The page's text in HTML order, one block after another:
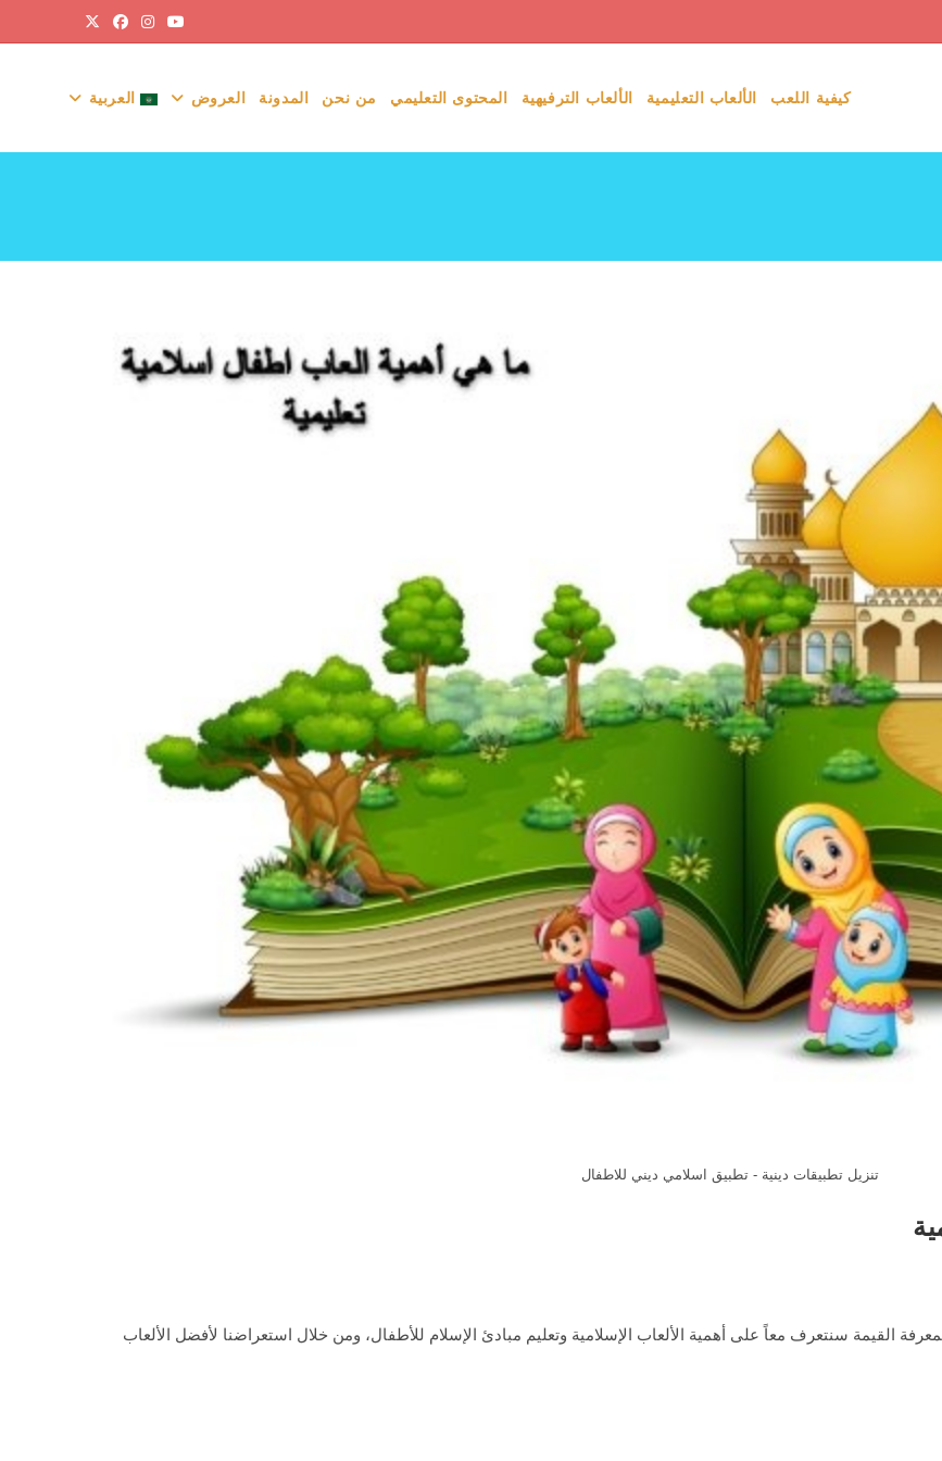
كيفية اللعب
الألعاب التعليمية الألعاب الترفيهية المحتوى التعليمي من نحن المدونة العروض العربية
تنزيل تطبيقات دينية - تطبيق اسلامي ديني للاطفال
القيمة سنتعرف معاً على أهمية الألعاب الإسلامية وتعليم مبادئ الإسلام للأطفال، ومن خلال استعراضنا لأفضل الألعاب